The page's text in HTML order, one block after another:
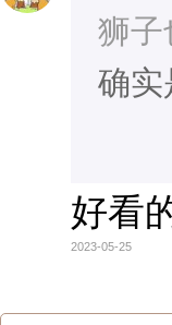
狮子
确实
好看
2023-05-25